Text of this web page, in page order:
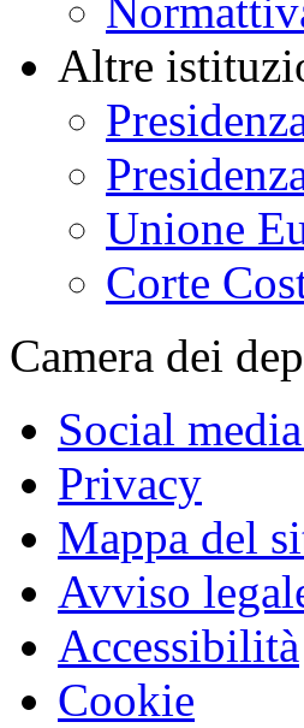
Altre
Unione
Corte
Camera dei
Social
Privacy
Mappa del
Avviso
Accessibilità
Cookie